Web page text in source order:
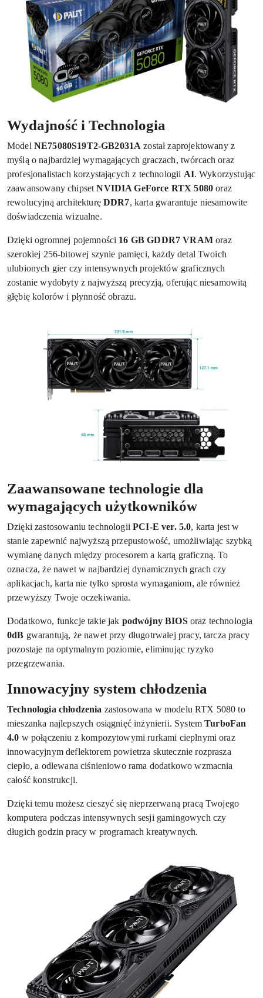
Wydajność i Technologia
Model NE75080S19T2-GB2031A został zaprojektowany z
myślą o najbardziej wymagających graczach, twórcach oraz
profesjonalistach korzystających z technologii AI. Wykorzystując
zaawansowany chipsetNVIDIA GeForce RTX 5080 oraz
rewolucyjną architekturęDDR7, karta gwarantuje niesamowite
doświadczenia wizualne.
Dzięki ogromnej pojemności 16 GB GDDR7 VRAMoraz
szerokiej 256-bitowej szynie pamięci, każdy detal Twoich
ulubionych gier czy intensywnych projektów graficznych
zostanie wydobyty z najwyższą precyzją, oferując niesamowitą
głębię kolorów i płynność obrazu.
Zaawansowane technologie dla
wymagających użytkowników
Dzięki zastosowaniu technologiiPCI-E ver. 5.0, karta jest w
stanie zapewnić najwyższą przepustowość, umożliwiając szybką
wymianę danych między procesorem a kartą graficzną. To
oznacza, że nawet w najbardziej dynamicznych grach czy
aplikacjach, karta nie tylko sprosta wymaganiom, ale również
przewyższy Twoje oczekiwania.
Dodatkowo, funkcje takie jak podwójny BIOSoraz technologia
0dB gwarantują, że nawet przy długotrwałej pracy, tarcza pracy
pozostaje na optymalnym poziomie, eliminując ryzyko
przegrzewania.
Innowacyjny system chłodzenia
Technologia chłodzenia zastosowana w modelu RTX 5080 to
mieszanka najlepszych osiągnięć inżynierii. SystemTurboFan
4.0 w połączeniu z kompozytowymi rurkami cieplnymi oraz
innowacyjnym deflektorem powietrza skutecznie rozprasza
ciepło, a odlewana ciśnieniowo rama dodatkowo wzmacnia
całość konstrukcji.
Dzięki temu możesz cieszyć się nieprzerwaną pracą Twojego
komputera podczas intensywnych sesji gamingowych czy
długich godzin pracy w programach kreatywnych.